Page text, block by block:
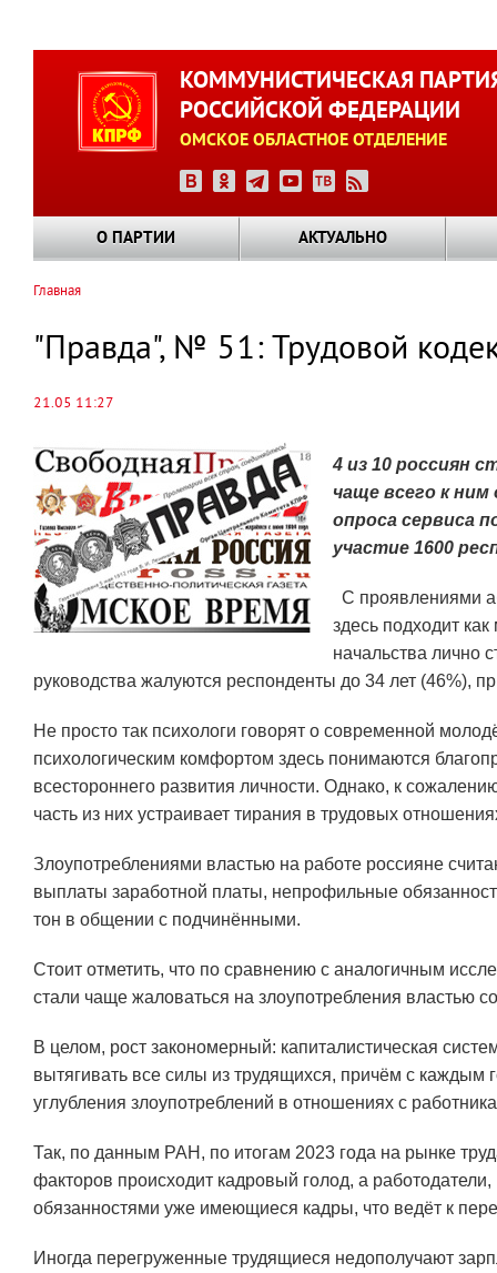
КОММУНИСТИЧЕСКАЯ
РОССИЙСКОЙ ФЕДЕРАЦИИ
ОМСКОЕ ОБЛАСТНОЕ ОТДЕЛЕНИЕ
О ПАРТИИ АКТУАЛЬНО
навигации
Главная
"Правда", № 51: Трудовой
21.05 11:27
4 из 10 россиян
чаще всего к
опроса сервиса
участие 1600
С проявлениями
здесь подходит
начальства лично
руководства жалуются респонденты до 34 лет (46%),
Не просто так психологи говорят о современной
психологическим комфортом здесь понимаются
всестороннего развития личности. Однако, к
часть из них устраивает тирания в трудовых
Злоупотреблениями властью на работе россияне
выплаты заработной платы, непрофильные
тон в общении с подчинёнными.
Стоит отметить, что по сравнению с аналогичным
стали чаще жаловаться на злоупотребления властью
В целом, рост закономерный: капиталистическая
вытягивать все силы из трудящихся, причём с
углубления злоупотреблений в отношениях с
Так, по данным РАН, по итогам 2023 года на рынке
факторов происходит кадровый голод, а
обязанностями уже имеющиеся кадры, что ведёт к
Иногда перегруженные трудящиеся недополучают